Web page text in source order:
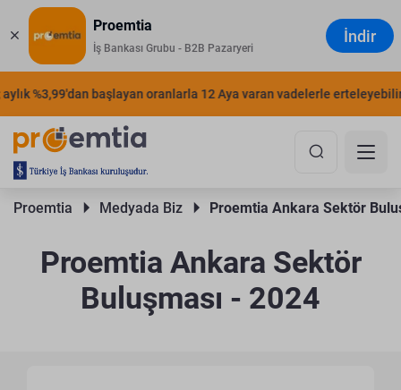
Proemtia
İş Bankası Grubu - B2B Pazaryeri
İndir
%3,99'dan başlayan oranlarla 12 Aya varan vadelerle
Proemtia Medyada Biz Proemtia Ankara Sektör
Proemtia Ankara Sektör
Buluşması - 2024